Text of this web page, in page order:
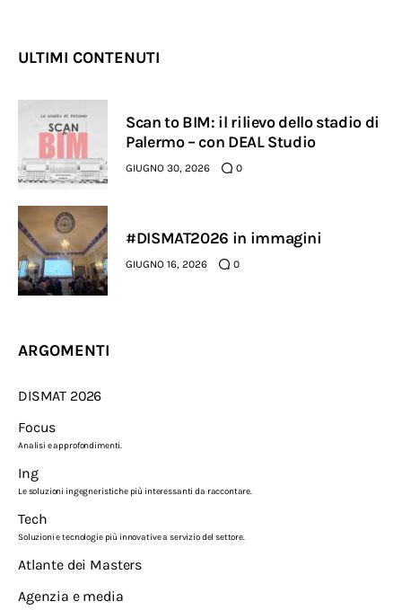
ULTIMI CONTENUTI
Scan to BIM: il rilievo dello stadio di
Palermo – con DEAL Studio
GIUGNO 30, 2026 0
#DISMAT2026 in immagini
GIUGNO 16, 2026 0
ARGOMENTI
DISMAT 2026
Focus
Analisi e approfondimenti.
Ing
Le soluzioni ingegneristiche più interessanti da raccontare.
Tech
Soluzioni e tecnologie più innovative a servizio del settore.
Atlante dei Masters
Agenzia e media